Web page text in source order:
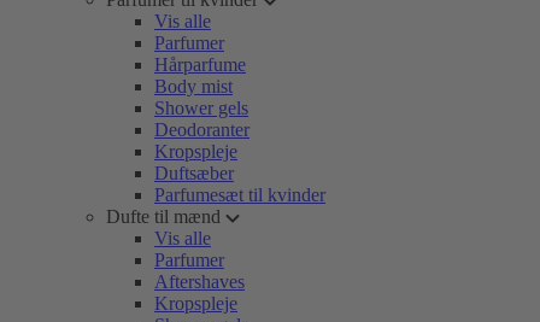
Vis alle
Parfumer
Hårparfume
Body mist
Shower gels
Deodoranter
Kropspleje
Duftsæber
Parfumesæt til kvinder
Dufte til mænd
Vis alle
Parfumer
Aftershaves
Kropspleje